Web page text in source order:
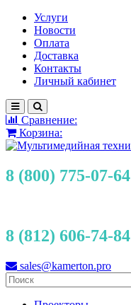
Услуги
Новости
Оплата
Доставка
Контакты
Личный кабинет
Сравнение:
Корзина:
8 (800) 775-07-64
8 (812) 606-74-84
sales@kamerton.pro